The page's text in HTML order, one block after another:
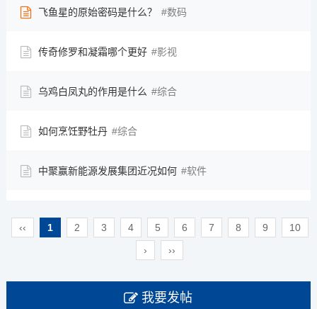
飞鱼星的原始密码是什么？ 数码
传奇修罗和凝霜哪个更好 影视
乌鸡白凤丸的作用是什么 综合
如何烹饪野牡丹 综合
中聚赢新能源发展集团近况如何 软件
‹‹ 1 2 3 4 5 6 7 8 9
10
›
››
我要发帖